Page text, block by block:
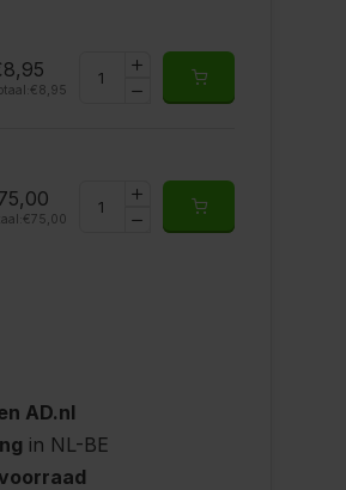
€8,95
€75,00
AD.nl
in NL-BE